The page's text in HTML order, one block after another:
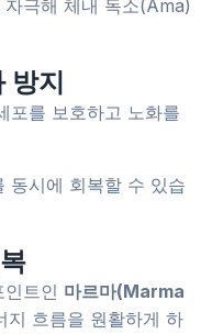
극해 체내 독소(Ama)
지
포를 보호하고 노화를
동시에 회복할 수 있습
트인 마르마(Marma
지 흐름을 원활하게 하